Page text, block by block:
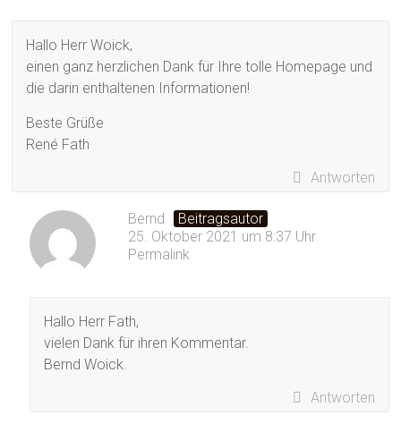
Hallo Herr Woick,
einen ganz herzlichen Dank für Ihre tolle Homepage und
die darin enthaltenen Informationen!
Beste Grüße
René Fath
Antworten
Bernd
Beitragsautor
25. Oktober 2021 um 8:37 Uhr
Permalink
Hallo Herr Fath,
vielen Dank für ihren Kommentar.
Bernd Woick.
Antworten